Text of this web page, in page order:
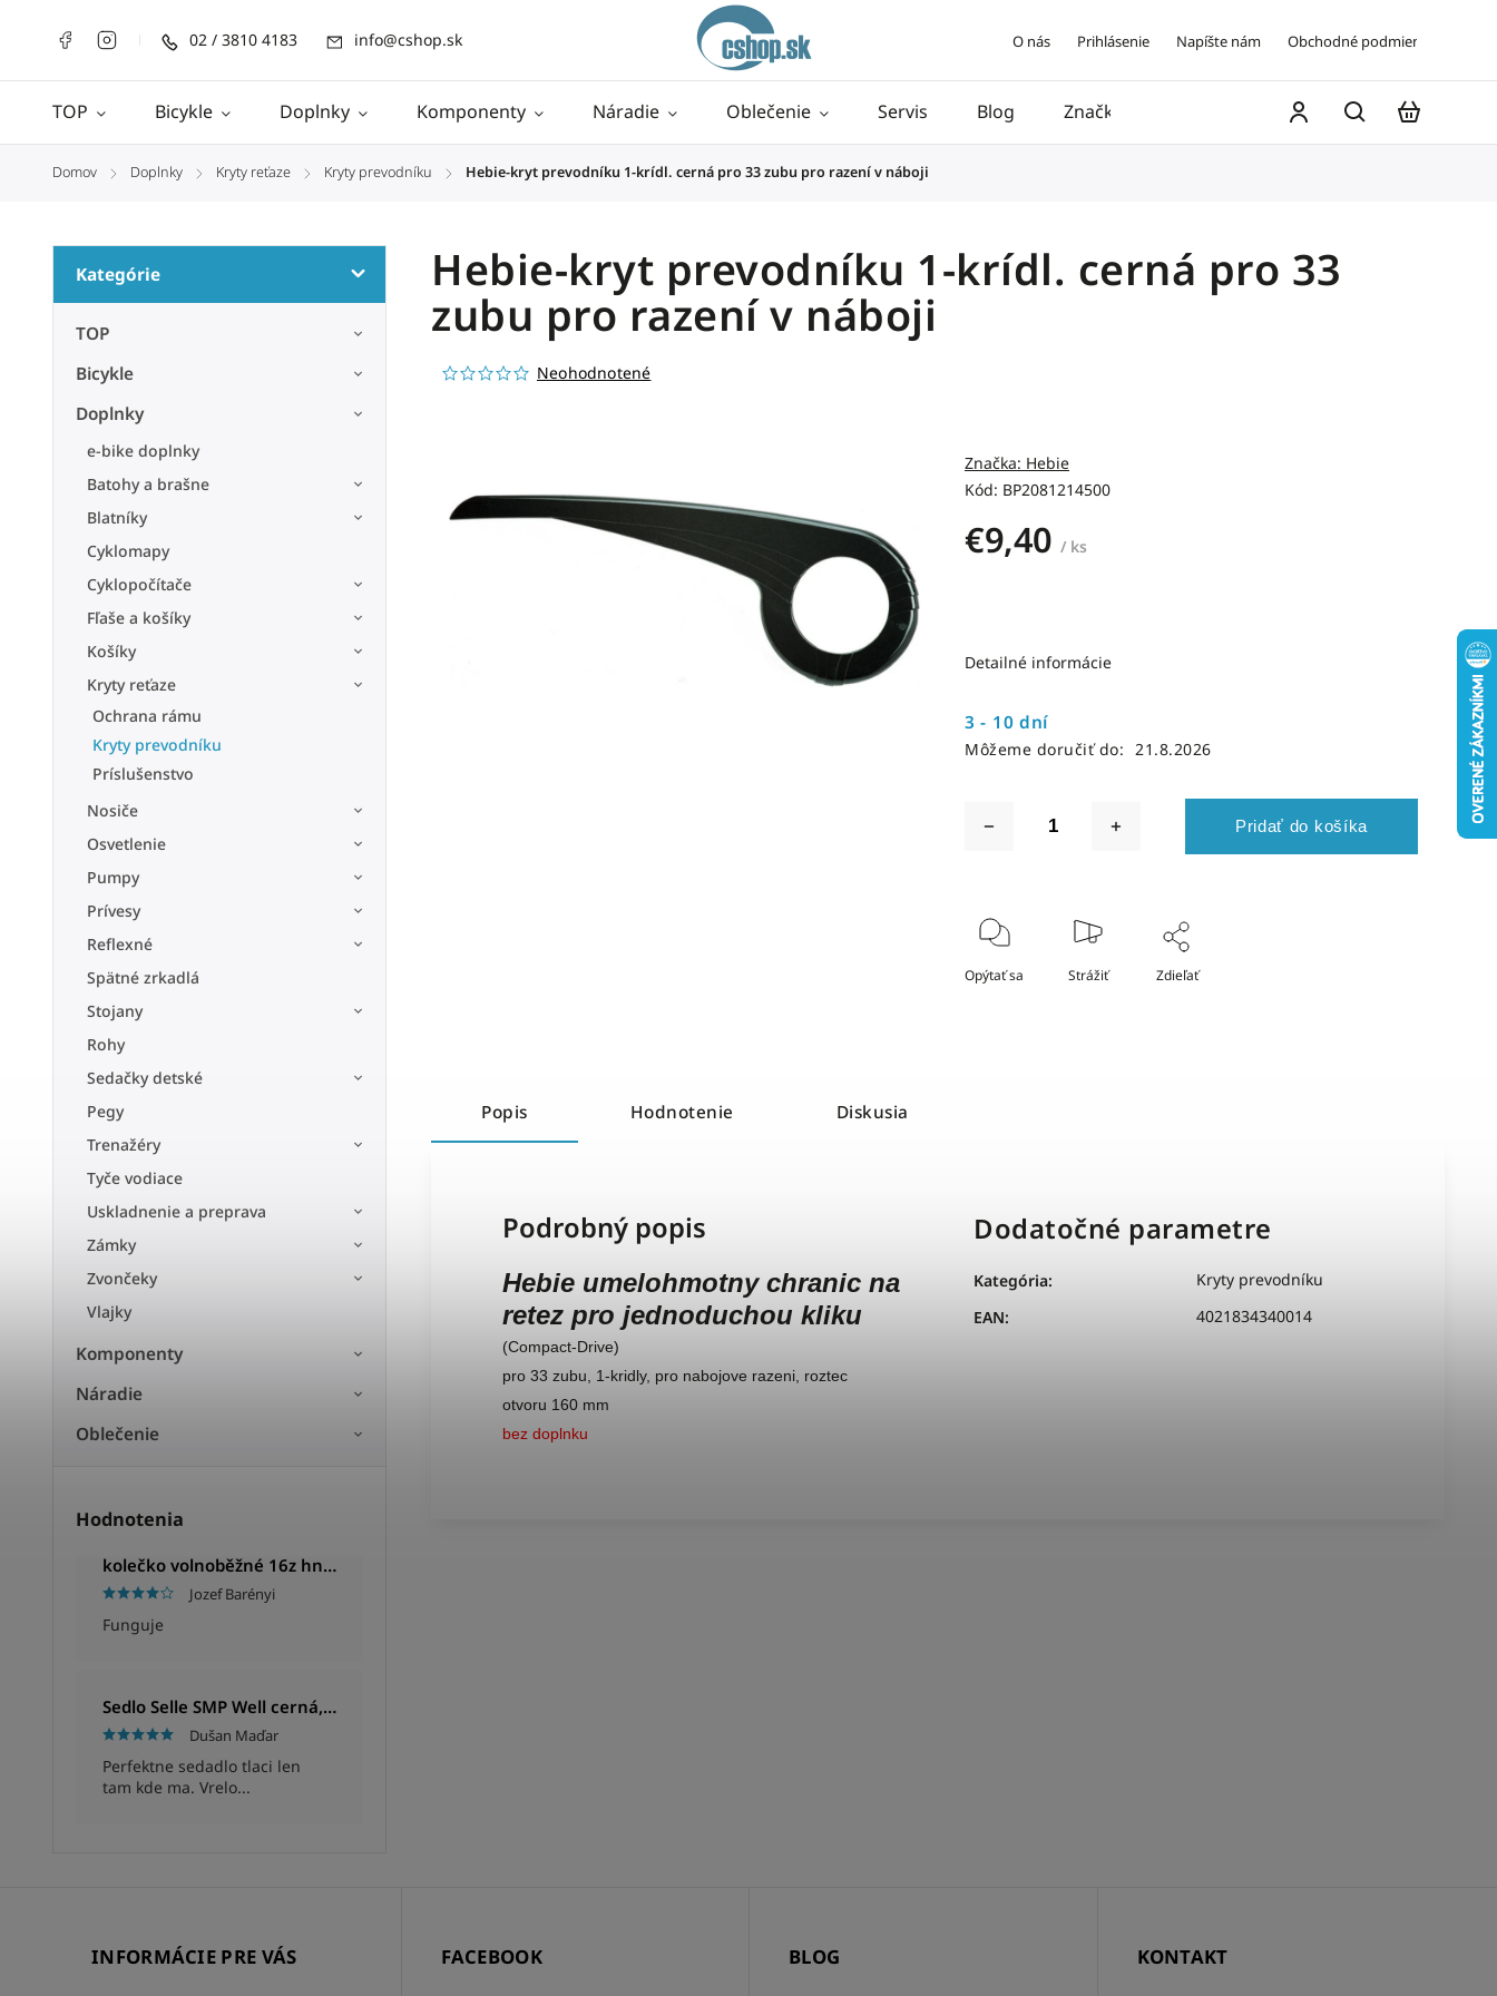
02 / 3810 4183 info@cshop.sk O nás Prihlásenie Napíšte nám Obchodné podmienky
TOP Bicykle Doplnky Komponenty Náradie Oblečenie Servis Blog Značky
Domov / Doplnky / Kryty reťaze / Kryty prevodníku / Hebie-kryt prevodníku 1-krídl. cerná pro 33 zubu pro razení v náboji
Kategórie
TOP
Bicykle
Doplnky
e-bike doplnky
Batohy a brašne
Blatníky
Cyklomapy
Cyklopočítače
Fľaše a košíky
Košíky
Kryty reťaze
Ochrana rámu
Kryty prevodníku
Príslušenstvo
Nosiče
Osvetlenie
Pumpy
Prívesy
Reflexné
Spätné zrkadlá
Stojany
Rohy
Sedačky detské
Pegy
Trenažéry
Tyče vodiace
Uskladnenie a preprava
Zámky
Zvončeky
Vlajky
Komponenty
Náradie
Oblečenie
Hodnotenia
kolečko volnoběžné 16z hnědé
Jozef Barényi
Funguje
Sedlo Selle SMP Well cerná, Unisex, 280x144mm, 280g
Dušan Maďar
Perfektne sedadlo tlaci len
tam kde ma. Vrelo...
Hebie-kryt prevodníku 1-krídl. cerná pro 33
zubu pro razení v náboji
Neohodnotené
Kód: BP2081214500
Značka: Hebie
€9,40 / ks
3 - 10 dní
Môžeme doručiť do: 21.8.2026
Pridať do košíka
Detailné informácie
Opýtať sa Strážiť Zdieľať
Popis Hodnotenie Diskusia
Podrobný popis
Hebie umelohmotny chranic na
retez pro jednoduchou kliku
(Compact-Drive)
pro 33 zubu, 1-kridly, pro nabojove razeni, roztec
otvoru 160 mm
bez doplnku
Dodatočné parametre
Kategória:
Kryty prevodníku
EAN: 4021834340014
INFORMÁCIE PRE VÁS FACEBOOK BLOG KONTAKT